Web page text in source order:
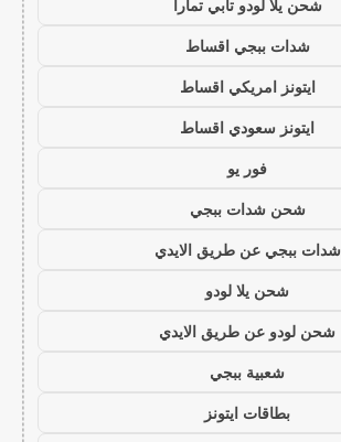
شحن يلا لودو تابي تمارا
شدات ببجي اقساط
ايتونز امريكي اقساط
ايتونز سعودي اقساط
فور يو
شحن شدات ببجي
شدات ببجي عن طريق الايدي
شحن يلا لودو
شحن لودو عن طريق الايدي
شعبية ببجي
بطاقات ايتونز